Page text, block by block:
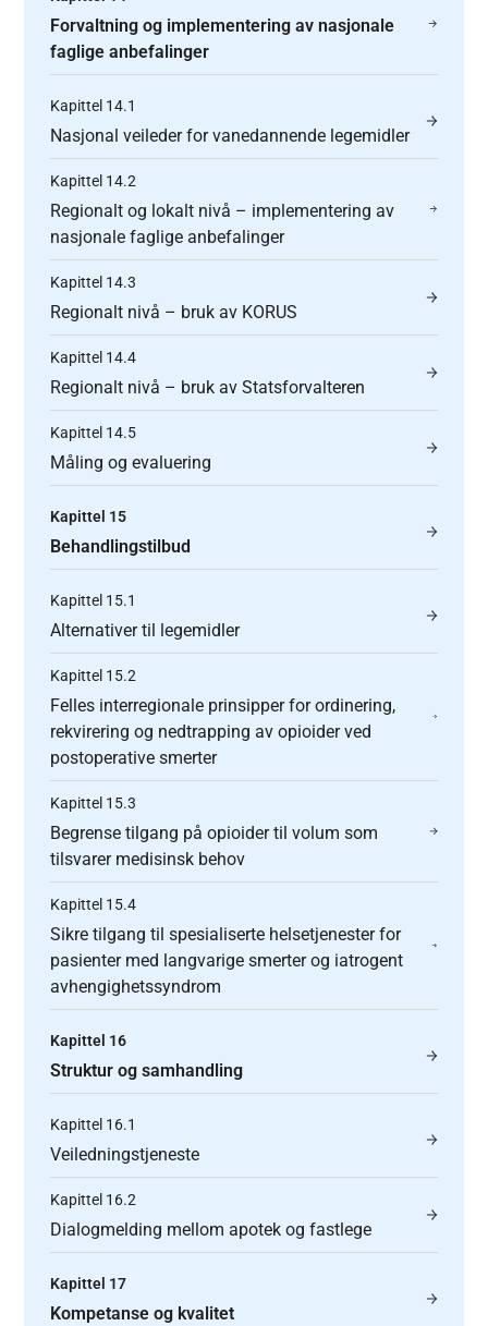
Forvaltning og implementering av nasjonale
faglige anbefalinger
Kapittel 14.1
Nasjonal veileder for vanedannende legemidler
Kapittel 14.2
Regionalt og lokalt nivå – implementering av
nasjonale faglige anbefalinger
Kapittel 14.3
Regionalt nivå – bruk av KORUS
Kapittel 14.4
Regionalt nivå – bruk av Statsforvalteren
Kapittel 14.5
Måling og evaluering
Kapittel 15
Behandlingstilbud
Kapittel 15.1
Alternativer til legemidler
Kapittel 15.2
Felles interregionale prinsipper for ordinering,
rekvirering og nedtrapping av opioider ved
postoperative smerter
Kapittel 15.3
Begrense tilgang på opioider til volum som
tilsvarer medisinsk behov
Kapittel 15.4
Sikre tilgang til spesialiserte helsetjenester for
pasienter med langvarige smerter og iatrogent
avhengighetssyndrom
Kapittel 16
Struktur og samhandling
Kapittel 16.1
Veiledningstjeneste
Kapittel 16.2
Dialogmelding mellom apotek og fastlege
Kapittel 17
Kompetanse og kvalitet